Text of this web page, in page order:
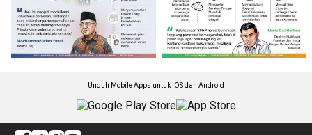
Unduh Mobile Apps untuk iOS dan Android